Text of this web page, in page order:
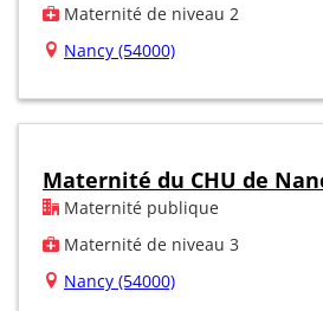
Maternité de niveau 2
Nancy (54000)
Maternité du CHU de
Maternité publique
Maternité de niveau 3
Nancy (54000)